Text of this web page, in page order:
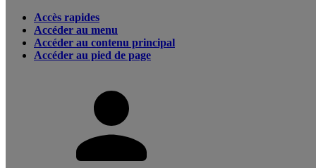
Accès rapides
Accéder au menu
Accéder au contenu principal
Accéder au pied de page